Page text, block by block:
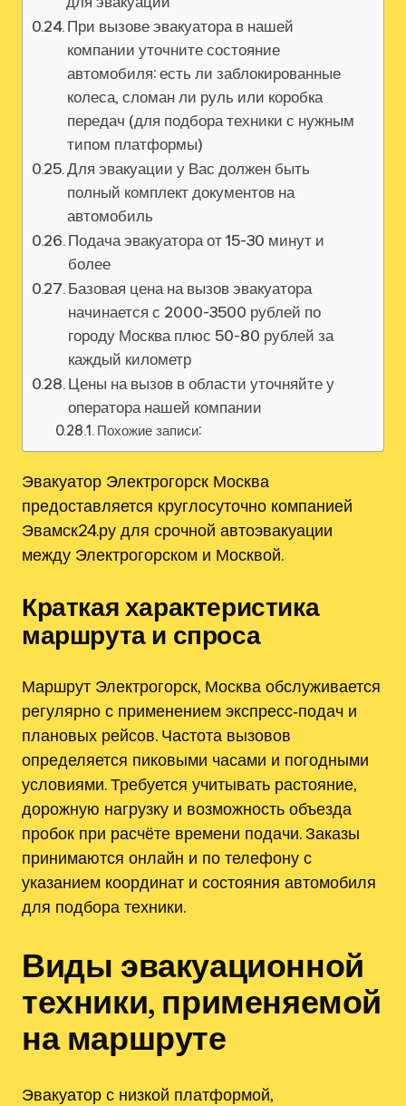
При вызове эвакуатора в нашей
компании уточните состояние
автомобиля: есть ли заблокированные
колеса‚ сломан ли руль или коробка
передач (для подбора техники с нужным
типом платформы)
Для эвакуации у Вас должен быть
полный комплект документов на
автомобиль
Подача эвакуатора от 15-30 минут и
более
Базовая цена на вызов эвакуатора
начинается с 2000-3500 рублей по
городу Москва плюс 50-80 рублей за
каждый километр
Цены на вызов в области уточняйте у
оператора нашей компании
Похожие записи:
Эвакуатор Электрогорск Москва
предоставляется круглосуточно компанией
Эвамск24.ру для срочной автоэвакуации
между Электрогорском и Москвой.
Краткая характеристика
маршрута и спроса
Маршрут Электрогорск, Москва обслуживается
регулярно с применением экспресс‑подач и
плановых рейсов. Частота вызовов
определяется пиковыми часами и погодными
условиями. Требуется учитывать растояние‚
дорожную нагрузку и возможность объезда
пробок при расчёте времени подачи. Заказы
принимаются онлайн и по телефону с
указанием координат и состояния автомобиля
для подбора техники.
Виды эвакуационной
техники‚ применяемой
на маршруте
Эвакуатор с низкой платформой‚